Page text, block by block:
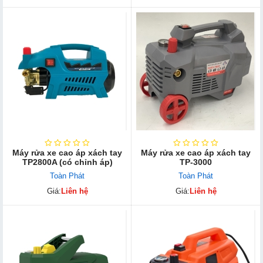
Máy rửa xe cao áp xách tay
TP2800A (có chỉnh áp)
Toàn Phát
Giá: Liên hệ
Máy rửa xe cao áp xách tay
TP-3000
Toàn Phát
Giá: Liên hệ